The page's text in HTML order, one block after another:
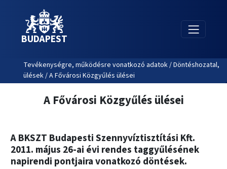
BUDAPEST
Tevékenységre, működésre vonatkozó adatok / Döntéshozatal,
ülések / A Fővárosi Közgyűlés ülései
A Fővárosi Közgyűlés ülései
A BKSZT Budapesti Szennyvíztisztítási Kft.
2011. május 26-ai évi rendes taggyűlésének
napirendi pontjaira vonatkozó döntések.